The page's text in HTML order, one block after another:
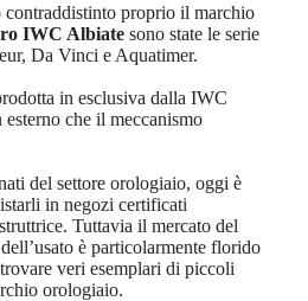
proprio il marchio
IWC Albiate sono state le serie
Da Vinci e Aquatimer.
in esclusiva dalla IWC
che il meccanismo
del settore orologiaio, oggi è
in negozi certificati
Tuttavia il mercato del
dell’usato è particolarmente florido
veri esemplari di piccoli
orologiaio.